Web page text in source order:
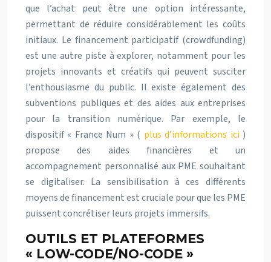
que l’achat peut être une option intéressante,
permettant de réduire considérablement les coûts
initiaux. Le financement participatif (crowdfunding)
est une autre piste à explorer, notamment pour les
projets innovants et créatifs qui peuvent susciter
l’enthousiasme du public. Il existe également des
subventions publiques et des aides aux entreprises
pour la transition numérique. Par exemple, le
dispositif « France Num » ( plus d’informations ici )
propose des aides financières et un
accompagnement personnalisé aux PME souhaitant
se digitaliser. La sensibilisation à ces différents
moyens de financement est cruciale pour que les PME
puissent concrétiser leurs projets immersifs.
OUTILS ET PLATEFORMES
« LOW-CODE/NO-CODE »